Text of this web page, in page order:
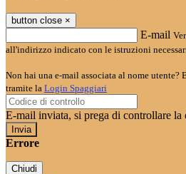
button close ×
E-mail
all'indirizzo indicato con le istruzioni
Non hai una e-mail associata al nome utente?
tramite la Login Spaggiari
E-mail inviata, si prega di controllare la
Errore
Chiudi